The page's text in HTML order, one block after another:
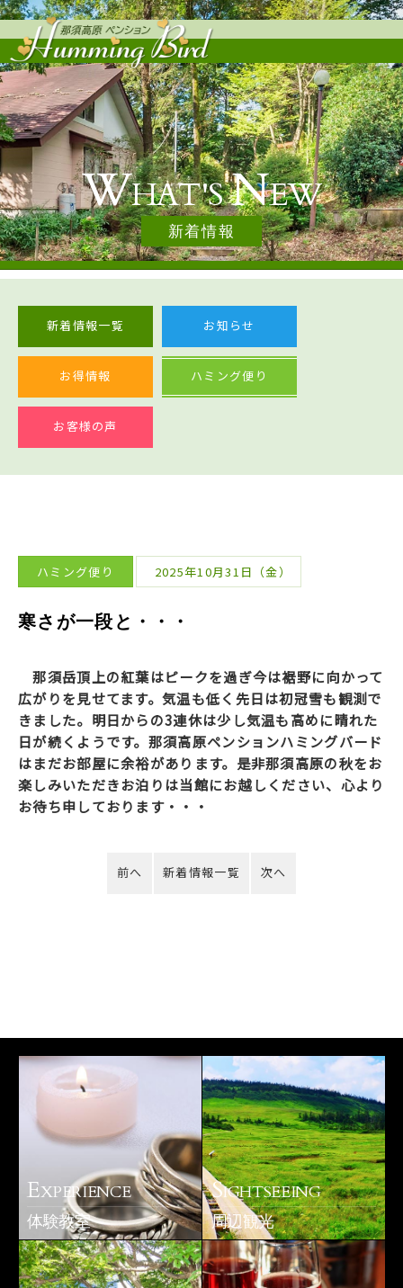
那須・
WHAT'SNEW
新着情報
新着情報一覧 お知らせ
お得情報 ハミング便り
お客様の声
ハミング便り 2025年10月31日（金）
寒さが一段と・・・
那須岳頂上の紅葉はピークを過ぎ今は裾野に向かって
広がりを見せてます。気温も低く先日は初冠雪も観測で
きました。明日からの3連休は少し気温も高めに晴れた
日が続くようです。那須高原ペンションハミングバード
はまだお部屋に余裕があります。是非那須高原の秋をお
楽しみいただきお泊りは当館にお越しください、心より
お待ち申しております・・・
前へ 新着情報一覧 次へ
EXPERIENCE
体験教室
SIGHTSEEING
周辺観光